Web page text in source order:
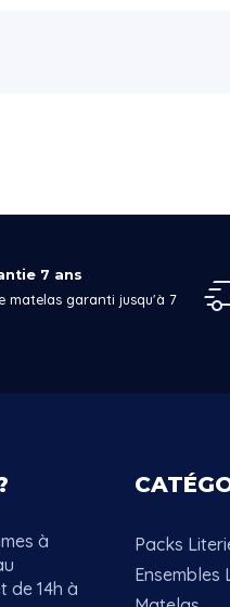
7 ans
matelas garanti jusqu'à 7
à
de 14h à
Packs
Ensembles